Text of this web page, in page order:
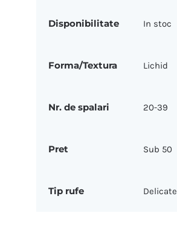
Disponibilitate In stoc
Forma/Textura Lichid
Nr. de spalari 20-39
Pret Sub 50
Tip rufe Delicate